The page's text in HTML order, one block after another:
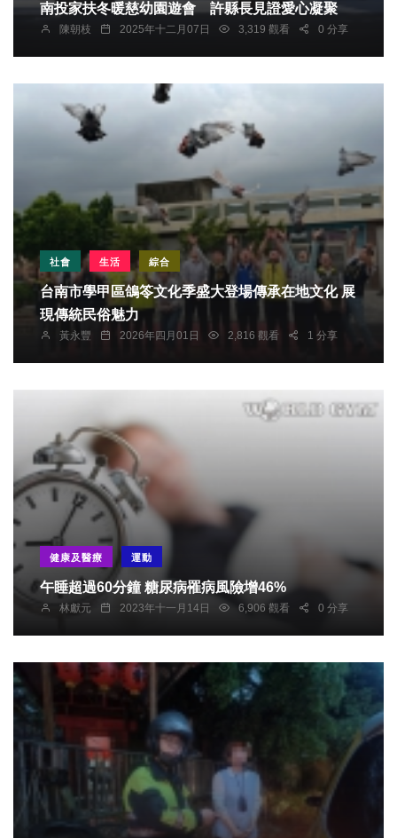
南投家扶冬暖慈幼園遊會 許縣長見證愛心凝聚
陳朝枝 2025年十二月07日 3,319 觀看 0 分享
社會 生活 綜合
台南市學甲區鴿笭文化季盛大登場傳承在地文化 展
現傳統民俗魅力
黃永豐 2026年四月01日 2,816 觀看 1 分享
健康及醫療 運動
午睡超過60分鐘 糖尿病罹病風險增46%
林獻元 2023年十一月14日 6,906 觀看 0 分享